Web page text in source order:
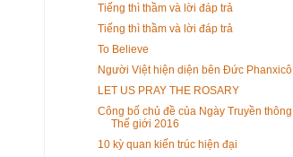
Tiếng thì thầm và lời đáp trả
Tiếng thì thầm và lời đáp trả
To Believe
Người Việt hiện diện bên Đức Phanxicô
LET US PRAY THE ROSARY
Công bố chủ đề của Ngày Truyền thông
Thế giới 2016
10 kỳ quan kiến trúc hiện đại